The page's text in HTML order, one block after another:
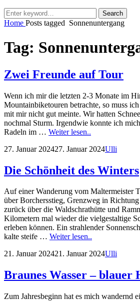
Search
for:
Search
Home Posts tagged Sonnenuntergang
Tag:
Zwei Freunde auf Tour
Wenn ich mir die letzten 2-3 Monate im
Mountainbiketouren betrachte, so muss ich
mit mir nicht gut meinte. Wir hatten
nochmal Sturm. Irgendwie konnte ich
Radeln im … Weiter lesen..
auf
Posted
27. Januar 202427. Januar 2024by
Ulli
Die Schönheit des Winters
Auf einer Wanderung vom Maltermeister
über Borchersstieg, Grenzweg in
zurück über die Waldschrathütte und
Kilometern mal wieder die vielgestaltige
erleben können. Ein strahlender
kalte steife … Weiter lesen..
des
Posted
21. Januar 202421. Januar 2024by
Ulli
Braunes Wasser – blauer
Zum Jahresbeginn hat es mich wandernd